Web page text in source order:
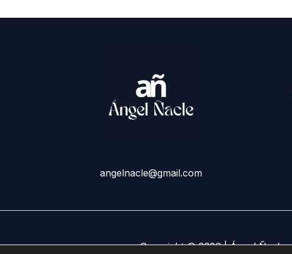
angelnacle@gmail.com
Copyright © 2026 | Ángel Ñacle